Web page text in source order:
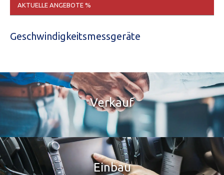
AKTUELLE ANGEBOTE %
Geschwindigkeitsmessgeräte
Verkauf
Einbau